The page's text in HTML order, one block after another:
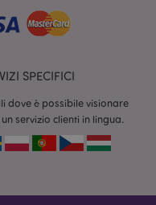
SPECIFICI
dove è possibile visionare
servizio clienti in lingua.
Adobe Inc.
www.puckator.it